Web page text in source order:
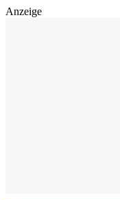
Anzeige